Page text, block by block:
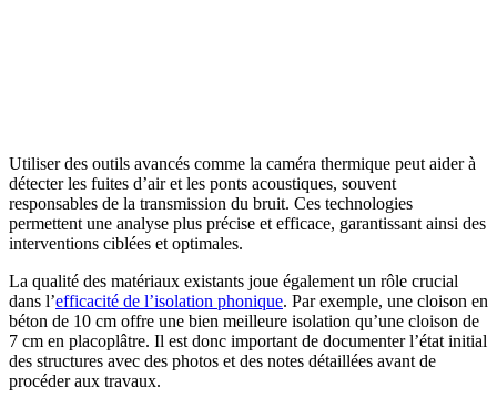
Utiliser des outils avancés comme la caméra thermique peut aider à
détecter les fuites d’air et les ponts acoustiques, souvent
responsables de la transmission du bruit. Ces technologies
permettent une analyse plus précise et efficace, garantissant ainsi des
interventions ciblées et optimales.
La qualité des matériaux existants joue également un rôle crucial
dans l’efficacité de l’isolation phonique. Par exemple, une cloison en
béton de 10 cm offre une bien meilleure isolation qu’une cloison de
7 cm en placoplâtre. Il est donc important de documenter l’état initial
des structures avec des photos et des notes détaillées avant de
procéder aux travaux.